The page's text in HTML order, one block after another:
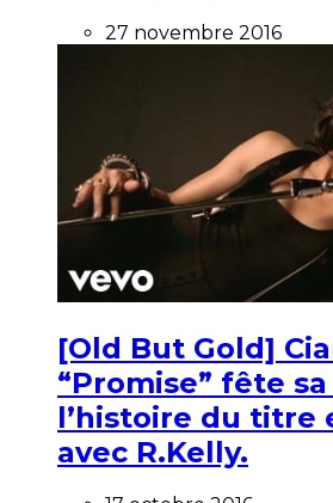
27 novembre 2016
[Old But Gold]
“Promise” fête
l’histoire du titre
avec R.Kelly.